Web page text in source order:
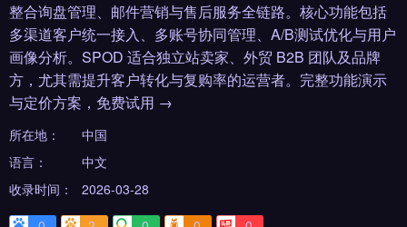
整合询盘管理、邮件营销与售后服务全链路。核心功能包括
多渠道客户统一接入、多账号协同管理、A/B测试优化与用户
画像分析。SPOD 适合独立站卖家、外贸 B2B 团队及品牌
方，尤其需提升客户转化与复购率的运营者。完整功能演示
与定价方案，免费试用 →
所在地：
中国
语言：
中文
收录时间：
2026-03-28